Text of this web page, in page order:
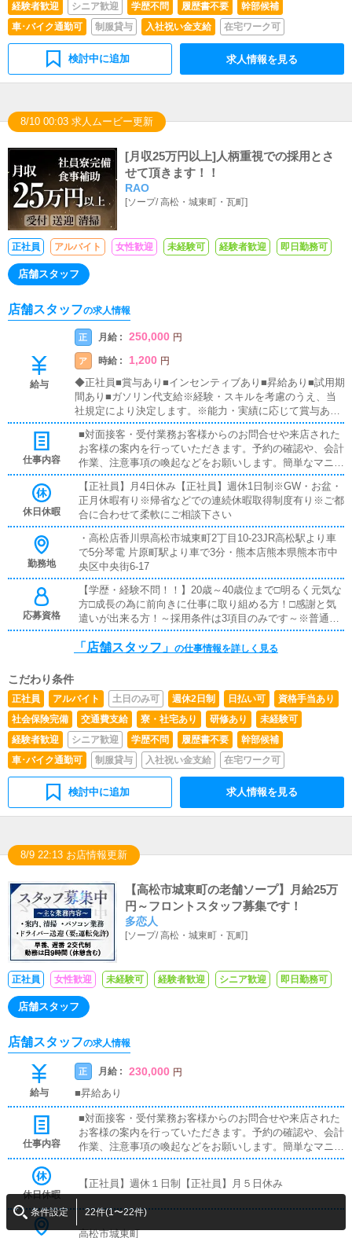
経験者歓迎
シニア歓迎 学歴不問 履歴書不要
幹部候補
車･バイク通勤可
制服貸与 入社祝い金支給 在宅ワーク可
検討中に追加 求人情報を見る
8/10 00:03 求人ムービー更新
[月収25万円以上]人柄重視での採用とさ
せて頂きます！！
RAO
[ソープ/高松・城東町・瓦町]
正社員 アルバイト 女性歓迎 未経験可 経験者歓迎 即日勤務可
店舗スタッフ
店舗スタッフの求人情報
給与
正 月給 : 250,000 円
ア 時給 : 1,200 円
◆正社員■賞与あり■インセンティブあり■昇給あり■試用期
間あり■ガソリン代支給※経験・スキルを考慮のうえ、当
社規定により決定します。※能力・実績に応じて賞与あり
※前借制度あります。◆アルバイト：時給1200円～毎日食
事補助あります！
仕事内容
■対面接客・受付業務お客様からのお問合せや来店された
お客様の案内を行っていただきます。予約の確認や、会計
作業、注意事項の喚起などをお願いします。簡単なマニュ
アルや、先輩スタッフに付いて業務内容を見ながら徐々に
覚えていただきますので、未経験の方でも安心して働けま
す。■PC更新業務ヘブンネットなど、ポータルサイト等の
店舗情報更新作業を行っていただきます。キャストの出勤
情報やイベント、求人ブログの作成となります。基本的に
はボタンを押すだけや、ブログの更新時に簡単に文字が入
力出来れば問題ありません。PCが苦手な人でも簡単にで
きます。■清掃・備品管理お客様やキャストの方に快適に
お過ごしいただくため、店内の清掃や備品の管理・補充を
行っていただきます。簡単なWEB作業や基礎業務からの
スタートです。
休日休暇
【正社員】月4日休み【正社員】週休1日制※GW・お盆・
正月休暇有り※帰省などでの連続休暇取得制度有り※ご都
合に合わせて柔軟にご相談下さい
勤務地
・高松店香川県高松市城東町2丁目10-23JR高松駅より車
で5分琴電 片原町駅より車で3分・熊本店熊本県熊本市中
央区中央街6-17
応募資格
【学歴・経験不問！！】20歳～40歳位まで□明るく元気な
方□成長の為に前向きに仕事に取り組める方！□感謝と気
遣いが出来る方！～採用条件は3項目のみです～※普通免
許所持者歓迎！※未経験者大歓迎！※18歳未満（高校生を
含む）の応募はお断りします。
「店舗スタッフ」 の仕事情報を詳しく見る
こだわり条件
正社員 アルバイト 土日のみ可 週休2日制 日払い可
資格手当あり
社会保険完備
交通費支給 寮・社宅あり 研修あり
未経験可
経験者歓迎
シニア歓迎 学歴不問 履歴書不要
幹部候補
車･バイク通勤可
制服貸与 入社祝い金支給 在宅ワーク可
検討中に追加 求人情報を見る
8/9 22:13 お店情報更新
【高松市城東町の老舗ソープ】月給25万
円～フロントスタッフ募集です！
多恋人
[ソープ/高松・城東町・瓦町]
正社員 女性歓迎 未経験可 経験者歓迎 シニア歓迎 即日勤務可
店舗スタッフ
店舗スタッフの求人情報
給与
正 月給 : 230,000 円
■昇給あり
仕事内容
■対面接客・受付業務お客様からのお問合せや来店された
お客様の案内を行っていただきます。予約の確認や、会計
作業、注意事項の喚起などをお願いします。簡単なマニュ
アルや、先輩スタッフに付いて業務内容を見ながら徐々に
す。■清掃・備品管理お客様やキャストの方に快適にお過
ていただきます。
休日休暇
【正社員】週休１日制【正社員】月５日休み
高松市城東町
条件設定 22件(1〜22件)